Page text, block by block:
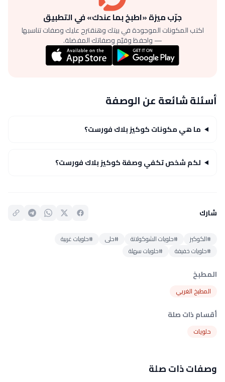
جرّب ميزة «اطبخ بما عندك» في التطبيق
اكتب المكونات الموجودة في بيتك وهنقترح عليك وصفات تناسبها
— واحفظ وقيّم وصفاتك المفضلة.
أسئلة شائعة عن الوصفة
ما هي مكونات كوكيز بلاك فورست؟
لكم شخص تكفي وصفة كوكيز بلاك فورست؟
شارك
#الكوكيز #حلويات الشوكولاتة #حلى
#حلويات غربية
#حلويات خفيفة
#حلويات سهلة
المطبخ
المطبخ الغربي
أقسام ذات صلة
حلويات
وصفات ذات صلة